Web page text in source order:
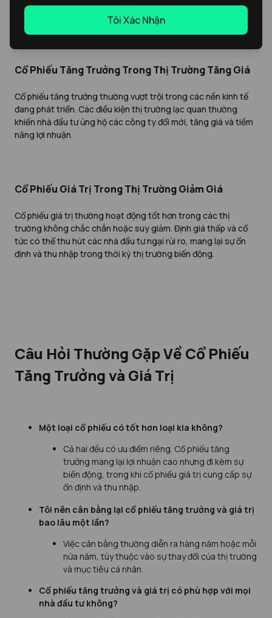
và Giá Trị
Cổ Phiếu Tăng Trưởng Trong Thị Trường Tăng Giá
Cổ phiếu tăng trưởng thường vượt trội trong các nền kinh tế
đang phát triển. Các điều kiện thị trường lạc quan thường
khiến nhà đầu tư ủng hộ các công ty đổi mới, tăng giá và tiềm
năng lợi nhuận.
Cổ Phiếu Giá Trị Trong Thị Trường Giảm Giá
Cổ phiếu giá trị thường hoạt động tốt hơn trong các thị
trường không chắc chắn hoặc suy giảm. Định giá thấp và cổ
tức có thể thu hút các nhà đầu tư ngại rủi ro, mang lại sự ổn
định và thu nhập trong thời kỳ thị trường biến động.
Câu Hỏi Thường Gặp Về Cổ Phiếu
Tăng Trưởng và Giá Trị
Một loại cổ phiếu có tốt hơn loại kia không?
Cả hai đều có ưu điểm riêng. Cổ phiếu tăng
trưởng mang lại lợi nhuận cao nhưng đi kèm sự
biến động, trong khi cổ phiếu giá trị cung cấp sự
ổn định và thu nhập.
Tôi nên cân bằng lại cổ phiếu tăng trưởng và giá trị
bao lâu một lần?
Việc cân bằng thường diễn ra hàng năm hoặc mỗi
nửa năm, tùy thuộc vào sự thay đổi của thị trường
và mục tiêu cá nhân.
Cổ phiếu tăng trưởng và giá trị có phù hợp với mọi
nhà đầu tư không?
Tôi Xác Nhận